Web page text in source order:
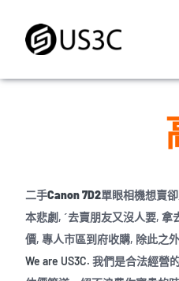
content
二手Canon 7D2單眼相機想賣
本悲劇, ˊ去賣朋友又沒人要,
價, 專人市區到府收購, 除此之
We are US3C. 我們是合法經營